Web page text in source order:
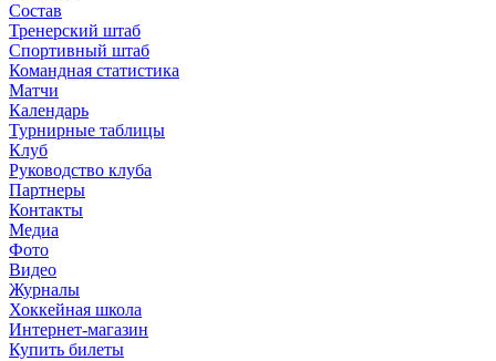
Состав
Тренерский штаб
Спортивный штаб
Командная статистика
Матчи
Календарь
Турнирные таблицы
Клуб
Руководство клуба
Партнеры
Контакты
Медиа
Фото
Видео
Журналы
Хоккейная школа
Интернет-магазин
Купить билеты